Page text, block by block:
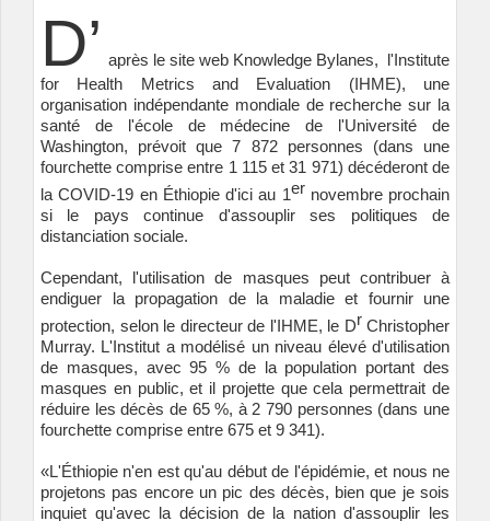
D’ après le site web Knowledge Bylanes, l'Institute
for Health Metrics and Evaluation (IHME), une
organisation indépendante mondiale de recherche sur la
santé de l'école de médecine de l'Université de
Washington, prévoit que 7 872 personnes (dans une
fourchette comprise entre 1 115 et 31 971) décéderont de
la COVID-19 en Éthiopie d'ici au 1er novembre prochain
si le pays continue d'assouplir ses politiques de
distanciation sociale.
Cependant, l'utilisation de masques peut contribuer à
endiguer la propagation de la maladie et fournir une
protection, selon le directeur de l'IHME, le Dr Christopher
Murray. L'Institut a modélisé un niveau élevé d'utilisation
de masques, avec 95 % de la population portant des
masques en public, et il projette que cela permettrait de
réduire les décès de 65 %, à 2 790 personnes (dans une
fourchette comprise entre 675 et 9 341).
«L'Éthiopie n'en est qu'au début de l'épidémie, et nous ne
projetons pas encore un pic des décès, bien que je sois
inquiet qu'avec la décision de la nation d'assouplir les